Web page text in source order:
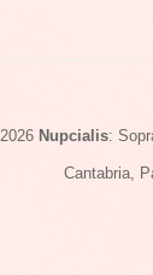
2026 Nupcialis:
Cantabria,